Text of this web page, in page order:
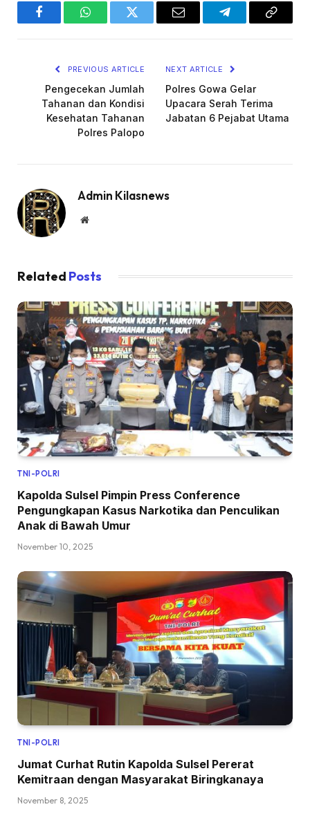
FacebookWhatsAppTwitter Email TelegramCopy
PREVIOUS ARTICLE
Pengecekan Jumlah
Tahanan dan Kondisi
Kesehatan Tahanan
Polres Palopo
NEXT ARTICLE
Polres Gowa Gelar
Upacara Serah Terima
Jabatan 6 Pejabat Utama
Admin Kilasnews
Website
Related Posts
TNI-POLRI
Kapolda Sulsel Pimpin Press Conference
Pengungkapan Kasus Narkotika dan Penculikan
Anak di Bawah Umur
November 10, 2025
TNI-POLRI
Jumat Curhat Rutin Kapolda Sulsel Pererat
Kemitraan dengan Masyarakat Biringkanaya
November 8, 2025